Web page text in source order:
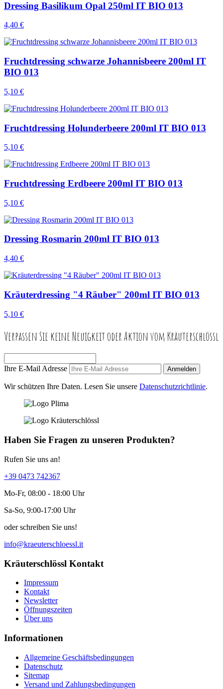
Dressing Basilikum Opal 250ml IT BIO 013
4,40 €
Fruchtdressing schwarze Johannisbeere 200ml IT
BIO 013
5,10 €
Fruchtdressing Holunderbeere 200ml IT BIO 013
5,10 €
Fruchtdressing Erdbeere 200ml IT BIO 013
5,10 €
Dressing Rosmarin 200ml IT BIO 013
4,40 €
Kräuterdressing "4 Räuber" 200ml IT BIO 013
5,10 €
Verpassen Sie keine Neuigkeit oder Aktion vom Kräuterschlössl
Ihre E-Mail Adresse Anmelden
Wir schützen Ihre Daten. Lesen Sie unsere Datenschutzrichtlinie.
Haben Sie Fragen zu unseren Produkten?
Rufen Sie uns an!
+39 0473 742367
Mo-Fr, 08:00 - 18:00 Uhr
Sa-So, 9:00-17:00 Uhr
oder schreiben Sie uns!
info@kraeuterschloessl.it
Kräuterschlössl Kontakt
Impressum
Kontakt
Newsletter
Öffnungszeiten
Über uns
Informationen
Allgemeine Geschäftsbedingungen
Datenschutz
Sitemap
Versand und Zahlungsbedingungen